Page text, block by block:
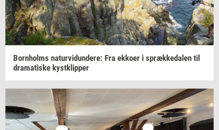
Born­holms na­tur­vi­dun­de­re: Fra ek­ko­er i spræk­ke­da­len til
dra­ma­ti­ske kyst­klip­per